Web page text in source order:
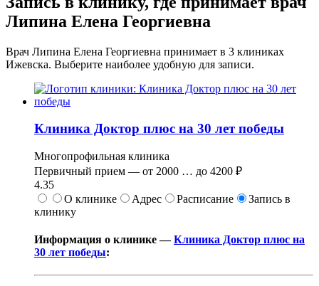
Липина Елена Георгиевна
Врач Липина Елена Георгиевна принимает в 3 клиниках
Ижевска. Выберите наиболее удобную для записи.
Клиника Доктор плюс на 30 лет победы
Многопрофильная клиника
Первичный прием — от 2000 … до 4200 ₽
4.35
О клинике
Адрес Расписание
Запись в
клинику
Информация о клинике —Клиника Доктор плюс на
30 лет победы: